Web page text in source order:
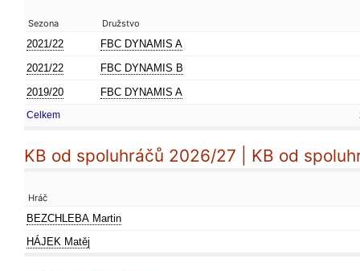
Sezona Družstvo
2021/22 FBC DYNAMIS A
2021/22 FBC DYNAMIS B
2019/20 FBC DYNAMIS A
Celkem
KB od spoluhráčů 2026/27 | KB od
Hráč
BEZCHLEBA Martin
HÁJEK Matěj